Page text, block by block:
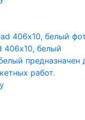
406х10, белый
предназначен
работ.